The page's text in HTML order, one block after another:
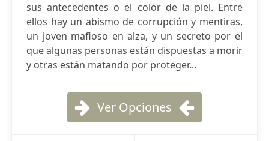
sus antecedentes o el color de la piel. Entre
ellos hay un abismo de corrupción y mentiras,
un joven mafioso en alza, y un secreto por el
que algunas personas están dispuestas a morir
y otras están matando por proteger...
Ver Opciones